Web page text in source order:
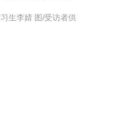
生李婧 图/受访者供